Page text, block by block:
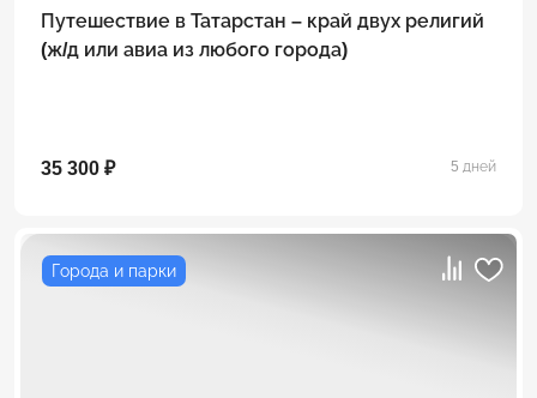
Путешествие в Татарстан – край двух религий
(ж/д или авиа из любого города)
35 300 ₽ 5 дней
Города и парки